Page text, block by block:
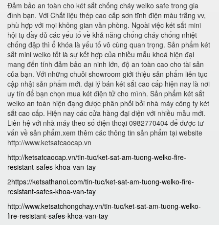
Đảm bảo an toàn cho két sắt chống cháy welko safe trong gia
đình bạn. Với Chất liệu thép cao cấp sơn tĩnh điện màu trắng vv,
phù hợp với mọi không gian văn phòng. Ngoài việc két sắt mini
hội tụ đầy đủ các yếu tố về khả năng chống cháy chống nhiệt
chống đập thì ổ khóa là yếu tố vô cùng quan trọng. Sản phẩm két
sắt mini welko tốt là sự kết hợp của nhiều mẫu khoá hiện đại
mang đến tính đảm bảo an ninh lớn, độ an toàn cao cho tài sản
của bạn. Với những chuỗi showroom giới thiệu sản phẩm liên tục
cập nhật sản phẩm mới. đại lý bán két sắt cao cấp hiện nay là nơi
uy tín để bạn chọn mua két điện tử cho mình. Sản phẩm két sắt
welko an toàn hiện đạng được phân phối bởi nhà máy công ty két
sắt cao cấp. Hiện nay các cửa hàng đại diện với nhiều mẫu mới.
Liên hệ với nhà máy theo số điện thoại 0982770404 để được tư
vấn về sản phẩm.xem thêm các thông tin sản phẩm tại website
http://www.ketsatcaocap.vn
http://ketsatcaocap.vn/tin-tuc/ket-sat-am-tuong-welko-fire-
resistant-safes-khoa-van-tay
2https://ketsathanoi.com/tin-tuc/ket-sat-am-tuong-welko-fire-
resistant-safes-khoa-van-tay
http://www.ketsatchongchay.vn/tin-tuc/ket-sat-am-tuong-welko-
fire-resistant-safes-khoa-van-tay